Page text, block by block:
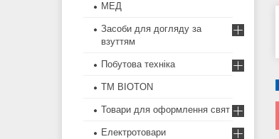
МЕД
Засоби для догляду за
взуттям
Побутова техніка
ТМ BIOTON
Товари для оформлення свят
Електротовари